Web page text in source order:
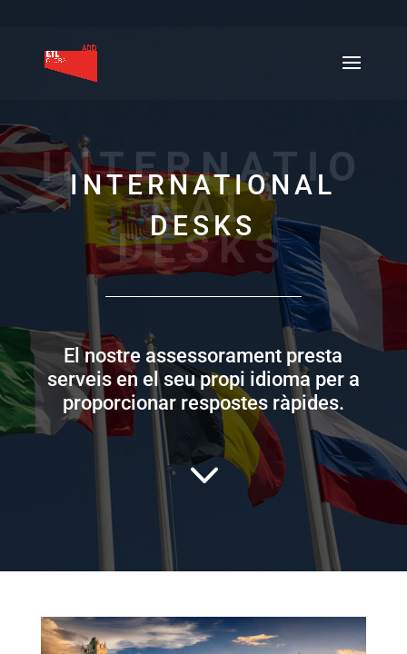
INTERNATIONAL
DESKS
INTERNATIO
NAL
DESKS
El nostre assessorament presta
serveis en el seu propi idioma per a
proporcionar respostes ràpides.
3